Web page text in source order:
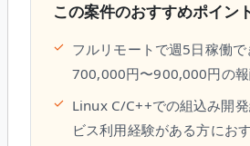
この案件のおすすめポイン
✓ フルリモートで週5日稼働
700,000円〜900,000円の報
✓ Linux C/C++での組込み開
ビス利用経験がある方にお